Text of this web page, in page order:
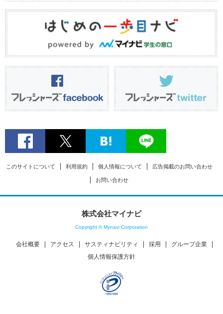
このサイトについて 利用規約 個人情報について 広告掲載のお問い合わせ
お問い合わせ
株式会社マイナビ
Copyright © Mynavi Corporation
会社概要 アクセス サスティナビリティ 採用
グループ企業
個人情報保護方針